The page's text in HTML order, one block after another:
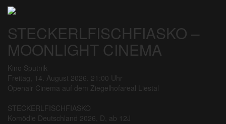
STECKERLFISCHFIASKO –
MOONLIGHT CINEMA
Kino Sputnik
Freitag, 14. August 2026. 21:00 Uhr
Openair Cinema auf dem Ziegelhofareal Liestal
STECKERLFISCHFIASKO
Komödie Deutschland 2026, D, ab 12J